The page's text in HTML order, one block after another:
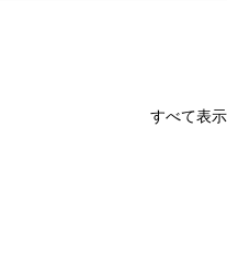
すべて表示